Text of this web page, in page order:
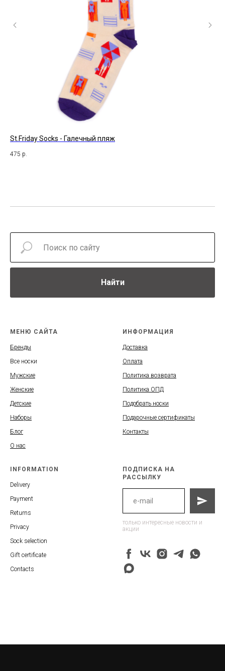
St.Friday Socks - Галечный пляж
475 р.
Найти
МЕНЮ САЙТА
Бренды
Все носки
Мужские
Женские
Детские
Наборы
Блог
О нас
ИНФОРМАЦИЯ
Доставка
Оплата
Политика возврата
Политика ОПД
Подобрать носки
Подарочные сертификаты
Контакты
INFORMATION
Delivery
Payment
Returns
Privacy
Sock selection
Gift certificate
Contacts
ПОДПИСКА НА
РАССЫЛКУ
только интересные новости и
акции